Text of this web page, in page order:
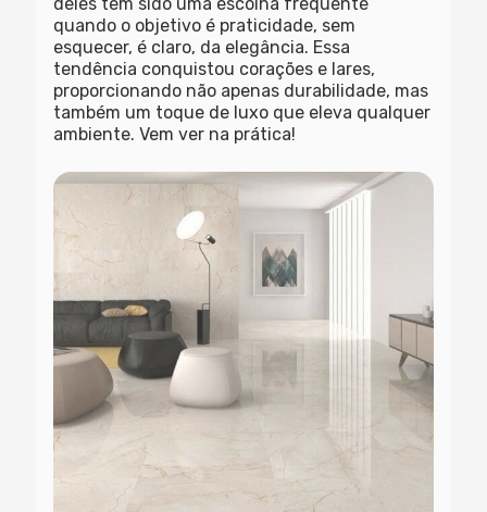
quando o objetivo é praticidade, sem
esquecer, é claro, da elegância. Essa
tendência conquistou corações e lares,
proporcionando não apenas durabilidade, mas
também um toque de luxo que eleva qualquer
ambiente. Vem ver na prática!